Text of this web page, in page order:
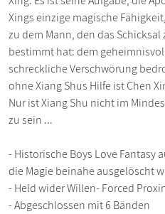
Xings einzige magische
zu dem Mann, den das
bestimmt hat: dem
schreckliche Verschwörung
ohne Xiang Shus Hilfe ist Chen
Nur ist Xiang Shu nicht im
zu sein ...
- Historische Boys Love Fantasy
die Magie beinahe ausgelöscht
- Held wider Willen- Forced
- Abgeschlossen mit 6 Bänden